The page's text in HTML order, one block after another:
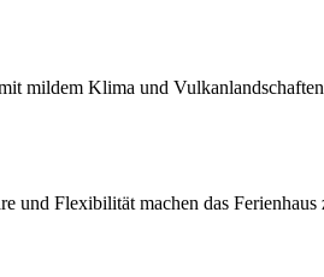
mildem Klima und
und Flexibilität machen das